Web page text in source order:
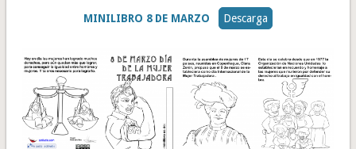
MINILIBRO 8 DE MARZO Descarga